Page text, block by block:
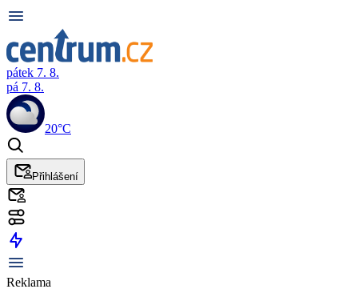
pátek 7. 8.
pá 7. 8.
20°C
Přihlášení
Reklama